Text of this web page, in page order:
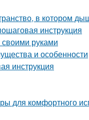
в котором
инструкция
руками
и особенности
инструкция
для комфортного